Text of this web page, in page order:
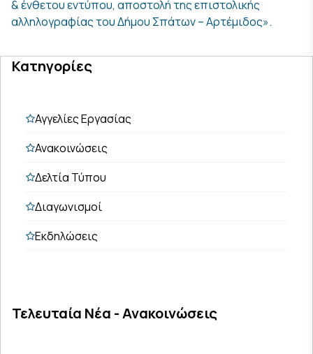
& ένθετου εντύπου, αποστολή της επιστολικής
αλληλογραφίας του Δήμου Σπάτων – Αρτέμιδος».
Κατηγορίες
Αγγελίες Εργασίας
Ανακοινώσεις
Δελτία Τύπου
Διαγωνισμοί
Εκδηλώσεις
Τελευταία Νέα - Ανακοινώσεις